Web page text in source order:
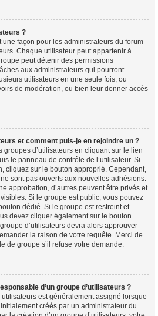
?
une façon pour les administrateurs du forum
Chaque utilisateur peut appartenir à
peut détenir des permissions
aux administrateurs qui pourront
utilisateurs en une seule fois, ou
de modération, ou bien leur donner accès
et comment puis-je en rejoindre un ?
groupes d’utilisateurs en cliquant sur le lien
le panneau de contrôle de l’utilisateur. Si
cliquez sur le bouton approprié. Cependant,
sont pas ouverts aux nouvelles adhésions.
approbation, d’autres peuvent être privés et
Si le groupe est public, vous pouvez
dédié. Si le groupe est restreint et
devez cliquer également sur le bouton
d’utilisateurs devra alors approuver
la raison de votre requête. Merci de
de groupe s’il refuse votre demande.
d’un groupe d’utilisateurs ?
est généralement assigné lorsque
créés par un administrateur du